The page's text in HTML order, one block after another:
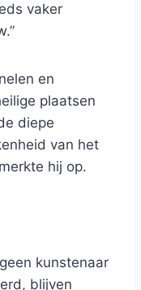
vaker
en
plaatsen
diepe
van het
hij op.
kunstenaar
blijven